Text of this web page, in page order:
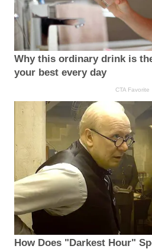
Why this ordinary drink is
your best every day
CTA Favorite
How Does "Darkest Hour"